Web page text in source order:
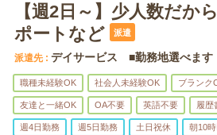
【週2日～】少人数だか
ポートなど
派遣
派遣先 デイサービス ■勤務地選べます
職種未経験OK 社会人未経験OK ブランク
友達と一緒OK OA不要 英語不要 履歴
週4日勤務 週5日勤務 土日祝休 朝10